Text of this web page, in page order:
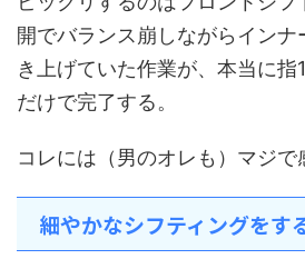
開でバランス崩しながらイン
き上げていた作業が、本当に指
だけで完了する。
コレには（男のオレも）マジで
細やかなシフティングをす